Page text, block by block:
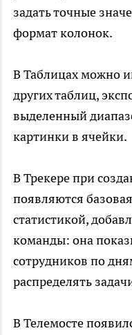
задать точные
формат колонок.
В Таблицах можно
других таблиц,
выделенный
картинки в ячейки.
В Трекере при
появляются
статистикой,
команды: она
сотрудников по
распределять
В Телемосте